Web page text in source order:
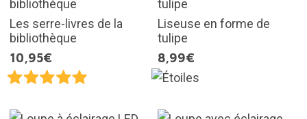
Les serre-livres de la
bibliothèque
10,95€
Liseuse en forme de
tulipe
8,99€